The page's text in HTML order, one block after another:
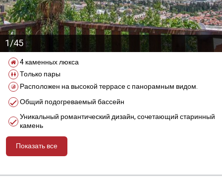
1/45
4 каменных люкса
Только пары
Расположен на высокой террасе с панорамным видом.
Общий подогреваемый бассейн
Уникальный романтический дизайн, сочетающий старинный
камень
Показать все